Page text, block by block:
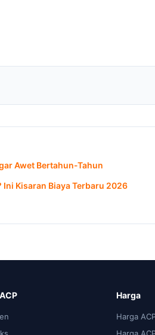
Awet Bertahun-Tahun
Ini Kisaran Biaya Terbaru 2026
Harga
Harga